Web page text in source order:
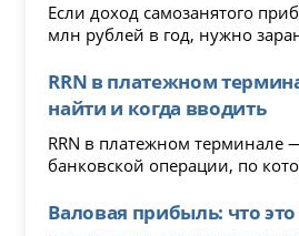
Если доход самозанятого
млн рублей в год, нужно
RRN в платежном
найти и когда вводить
RRN в платежном терминале
банковской операции, по
Валовая прибыль: что